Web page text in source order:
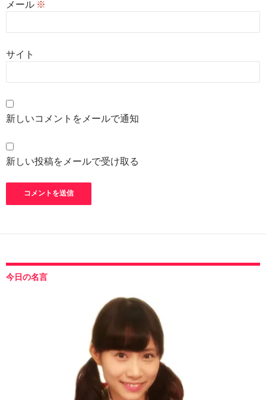
メール ※
サイト
新しいコメントをメールで通知
新しい投稿をメールで受け取る
今日の名言